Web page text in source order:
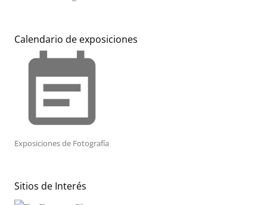
Calendario de exposiciones
event_note
Exposiciones de Fotografía
Sitios de Interés